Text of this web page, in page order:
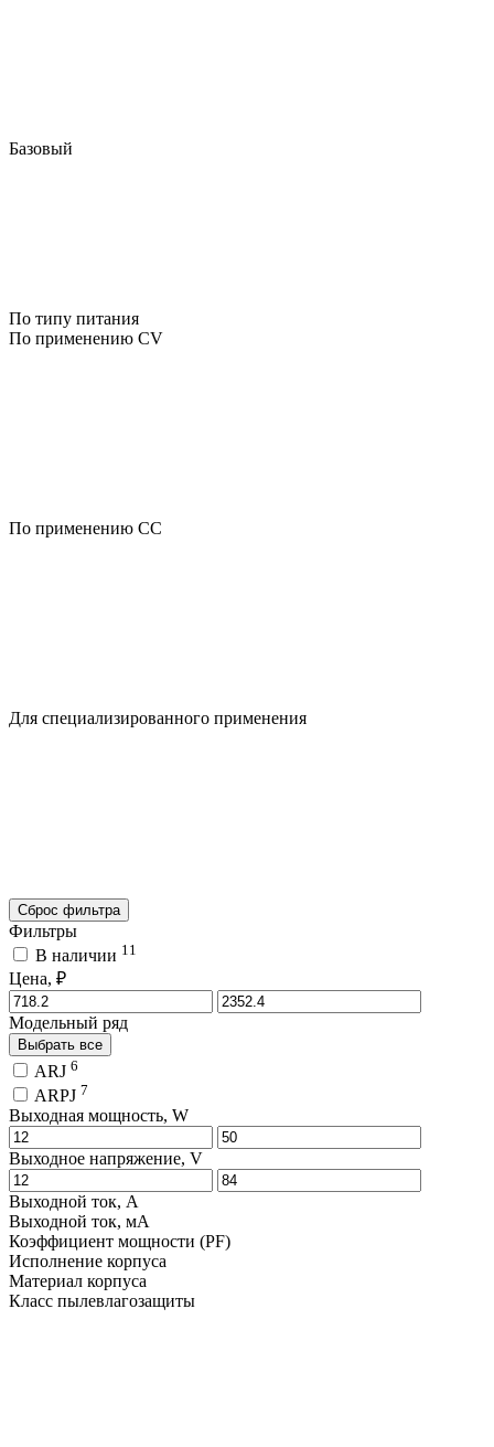
Базовый
По типу питания
По применению CV
По применению CC
Для специализированного применения
Сброс фильтра
Фильтры
В наличии 11
Цена, ₽
Модельный ряд
Выбрать все
ARJ 6
ARPJ 7
Выходная мощность, W
Выходное напряжение, V
Выходной ток, A
Выходной ток, мA
Коэффициент мощности (PF)
Исполнение корпуса
Материал корпуса
Класс пылевлагозащиты